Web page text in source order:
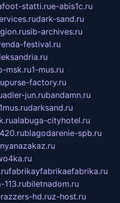
statti.rue-abis1c.ru
dark-sand.ru
sib-archives.ru
festival.ru
msk.ru1-mus.ru
purse-factory.ru
adler-jun.rubandamn.ru
1mus.rudarksand.ru
alabuga-cityhotel.ru
blagodarenie-spb.ru
fabrikayfabrikaefabrika.ru
biletnadom.ru
hd.ruz-host.ru